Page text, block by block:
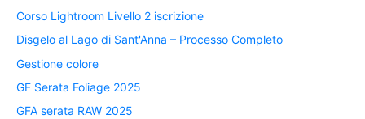
Corso Lightroom Livello 2 iscrizione
Disgelo al Lago di Sant'Anna – Processo Completo
Gestione colore
GF Serata Foliage 2025
GFA serata RAW 2025